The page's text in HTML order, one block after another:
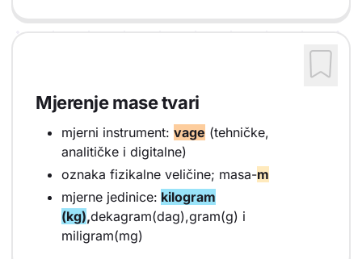
Mjerenje mase tvari
mjerni instrument: vage (tehničke,
analitičke i digitalne)
oznaka fizikalne veličine; masa-m
mjerne jedinice: kilogram
(kg),dekagram(dag),gram(g) i
miligram(mg)